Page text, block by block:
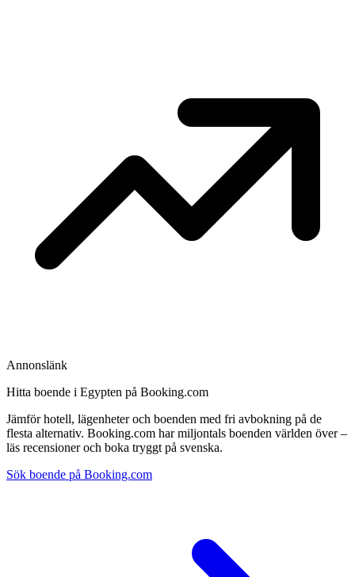
Annonslänk
Hitta boende i Egypten på Booking.com
Jämför hotell, lägenheter och boenden med fri avbokning på de
flesta alternativ. Booking.com har miljontals boenden världen över –
läs recensioner och boka tryggt på svenska.
Sök boende på Booking.com